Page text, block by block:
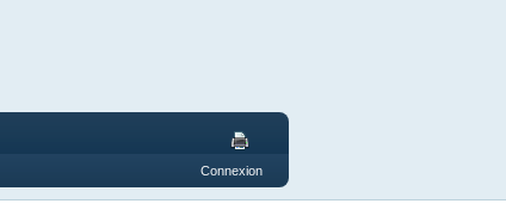
Connexion